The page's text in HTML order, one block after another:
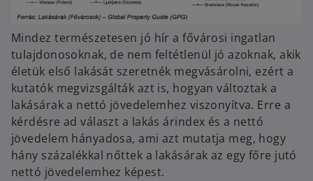
Mindez természetesen jó hír a fővárosi ingatlan
tulajdonosoknak, de nem feltétlenül jó azoknak, akik
életük első lakását szeretnék megvásárolni, ezért a
kutatók megvizsgálták azt is, hogyan változtak a
lakásárak a nettó jövedelemhez viszonyítva. Erre a
kérdésre ad választ a lakás árindex és a nettó
jövedelem hányadosa, ami azt mutatja meg, hogy
hány százalékkal nőttek a lakásárak az egy főre jutó
nettó jövedelemhez képest.